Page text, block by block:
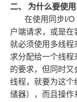
二、 为什么要使
在使用同步I/O
户端请求，或是在
就必须使用多线程
求分配给一个线程
的要求，但同时
线程，就要为这个
储器），而且操作